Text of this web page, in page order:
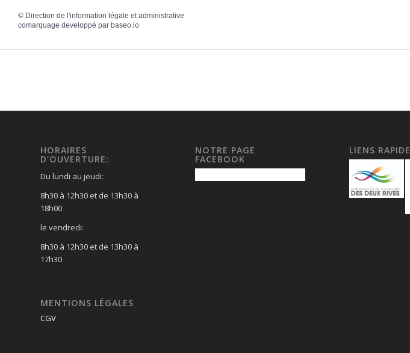
© Direction de l'information légale et administrative
comarquage developpé par baseo.io
HORAIRES
D’OUVERTURE:
Du lundi au jeudi:
8h30 à 12h30 et de 13h30 à
18h00
le vendredi:
8h30 à 12h30 et de 13h30 à
17h30
MENTIONS LÉGALES
CGV
NOTRE PAGE
FACEBOOK
LIENS RAPIDE